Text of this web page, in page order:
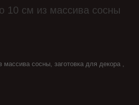
10 см из массива сосны
сосны, заготовка для декора ,